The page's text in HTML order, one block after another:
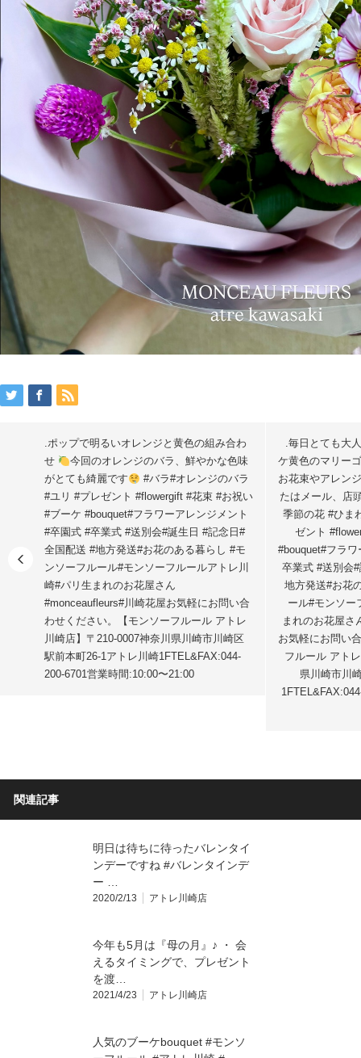
.ポップで明るいオレンジと黄色の組み合わ
せ
今回のオレンジのバラ、鮮やかな色味
がとても綺麗です
#バラ#オレンジのバラ
#ユリ #プレゼント #flowergift #花束 #お祝い
#ブーケ #bouquet#フラワーアレンジメント
#卒園式 #卒業式 #送別会#誕生日 #記念日#
全国配送 #地方発送#お花のある暮らし #モ
ンソーフルール#モンソーフルールアトレ川
崎#パリ生まれのお花屋さん
#monceaufleurs#川崎花屋お気軽にお問い合
わせください。【モンソーフルール アトレ
川崎店】〒210-0007神奈川県川崎市川崎区
駅前本町26-1アトレ川崎1FTEL&FAX:044-
200-6701営業時間:10:00〜21:00
.毎日とても大
ケ黄色のマリー
お花束やアレン
たはメール、店
季節の花 #ひま
ゼント
#bouquet#フラ
卒業式 #送別会
地方発送#お花
ール#モンソー
まれのお花屋さ
お気軽にお問い
フルール アト
県川崎市川
関連記事
明日は待ちに待ったバレンタイ
ンデーですね︎ #バレンタインデ
ー …
2020/2/13 アトレ川崎店
今年も5月は『母の月』♪ ・ 会
えるタイミングで、プレゼント
を渡…
2021/4/23 アトレ川崎店
人気のブーケbouquet #モンソ